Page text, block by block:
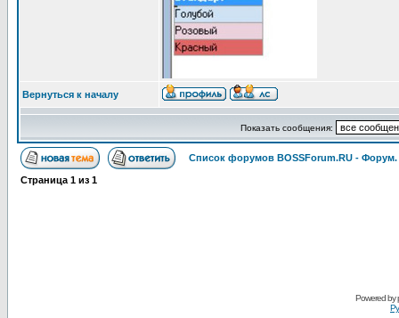
Вернуться к началу
Показать сообщения:
Список форумов BOSSForum.RU -
Страница 1 из 1
Pоwerеd by